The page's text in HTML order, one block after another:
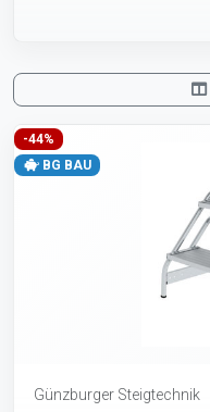
-44%
BG BAU
Günzburger Steigtechnik